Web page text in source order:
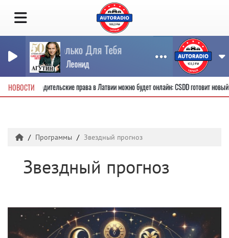
Все Только Для Тебя
АГУТИН Леонид
НОВОСТИновые водительские права в Латвии можно будет онлайн: CSDD готовит
Программы Звездный прогноз
Звездный прогноз